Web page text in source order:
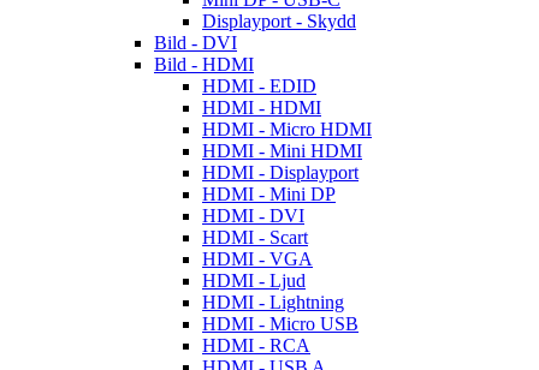
Displayport - Skydd
Bild - DVI
Bild - HDMI
HDMI - EDID
HDMI - HDMI
HDMI - Micro HDMI
HDMI - Mini HDMI
HDMI - Displayport
HDMI - Mini DP
HDMI - DVI
HDMI - Scart
HDMI - VGA
HDMI - Ljud
HDMI - Lightning
HDMI - Micro USB
HDMI - RCA